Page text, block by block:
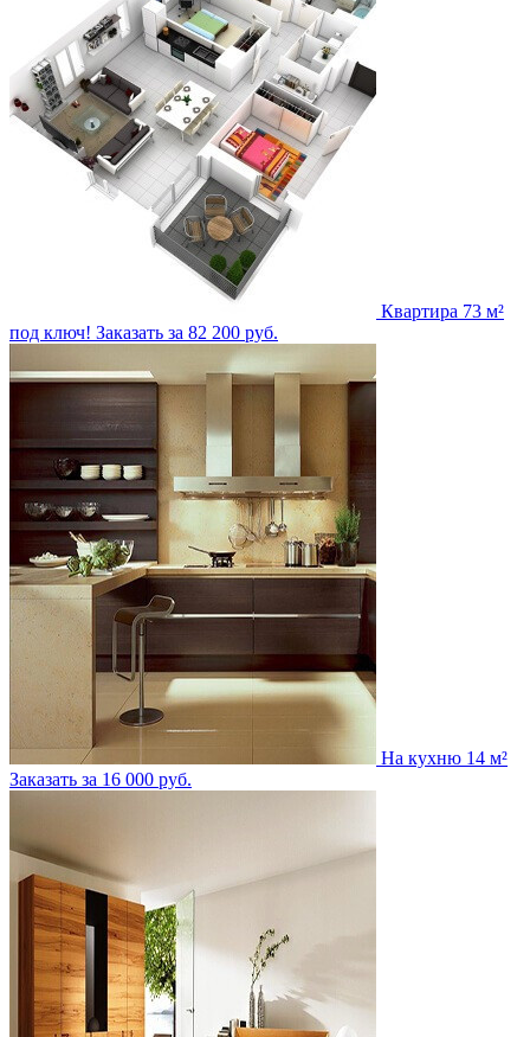
Квартира 73 м²
под ключ! Заказать за 82 200 руб.
На кухню 14 м²
Заказать за 16 000 руб.